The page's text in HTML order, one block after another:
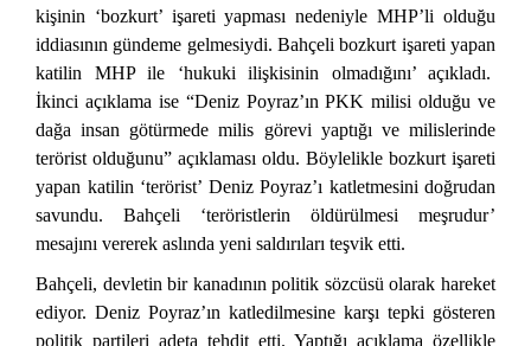
kişinin ‘bozkurt’ işareti yapması nedeniyle MHP’li olduğu
iddiasının gündeme gelmesiydi. Bahçeli bozkurt işareti yapan
katilin MHP ile ‘hukuki ilişkisinin olmadığını’ açıkladı.
İkinci açıklama ise “Deniz Poyraz’ın PKK milisi olduğu ve
dağa insan götürmede milis görevi yaptığı ve milislerinde
terörist olduğunu” açıklaması oldu. Böylelikle bozkurt işareti
yapan katilin ‘terörist’ Deniz Poyraz’ı katletmesini doğrudan
savundu. Bahçeli ‘teröristlerin öldürülmesi meşrudur’
mesajını vererek aslında yeni saldırıları teşvik etti.
Bahçeli, devletin bir kanadının politik sözcüsü olarak hareket
ediyor. Deniz Poyraz’ın katledilmesine karşı tepki gösteren
politik partileri adeta tehdit etti. Yaptığı açıklama özellikle